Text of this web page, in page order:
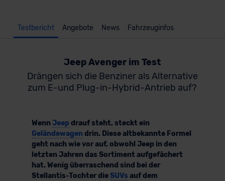
Testbericht Angebote News Fahrzeuginfos
Jeep Avenger im Test
Drängen sich die Benziner als Alternative
zum E-und Plug-in-Hybrid-Antrieb auf?
Wenn Jeep drauf steht, steckt ein
Geländewagen drin. Diese altbekannte Formel
geht nach wie vor auf, obwohl Jeep in den
letzten Jahren das Sortiment aufgefächert
hat. Wenig überraschend sind bei der
Stellantis-Tochter dieSUVs auf dem